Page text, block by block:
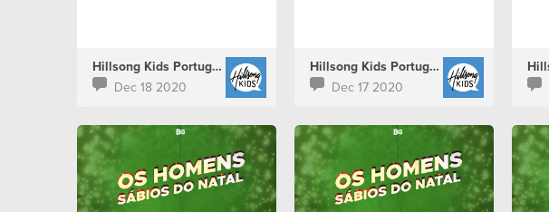
Hillsong Kids Portugal
Dec 18 2020
Hillsong Kids Portugal
Dec 17 2020